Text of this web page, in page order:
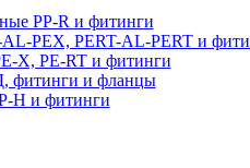
PP-R и фитинги
PEX, PERT-AL-PERT и
X, PE-RT и фитинги
фитинги и фланцы
H и фитинги